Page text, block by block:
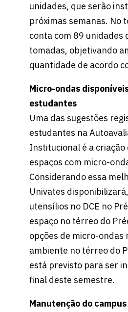
unidades, que serão
próximas semanas. No
conta com 89 unidades
tomadas, objetivando
quantidade de acordo
Micro-ondas
estudantes
Uma das sugestões
estudantes na
Institucional é a criação
espaços com micro-
Considerando essa
Univates
utensílios no DCE no
espaço no térreo do
opções de micro-ondas
ambiente no térreo do
está previsto para ser
final deste semestre.
Manutenção do campus